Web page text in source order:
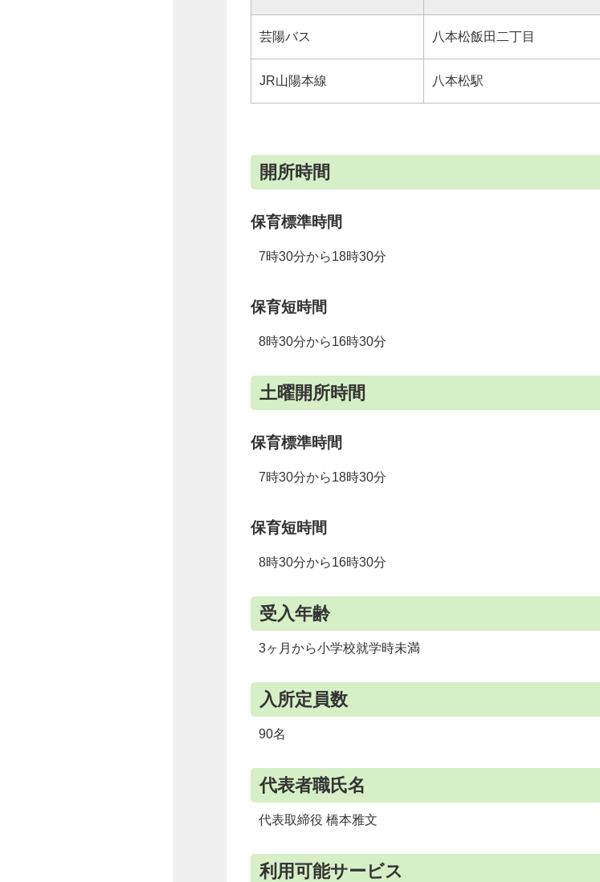
芸陽バス 八本松飯田二丁目
JR山陽本線 八本松駅
開所時間
保育標準時間
7時30分から18時30分
保育短時間
8時30分から16時30分
土曜開所時間
保育標準時間
7時30分から18時30分
保育短時間
8時30分から16時30分
受入年齢
3ヶ月から小学校就学時未満
入所定員数
90名
代表者職氏名
代表取締役 橋本雅文
利用可能サービス